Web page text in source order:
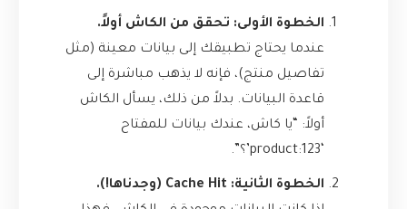
الخطوة الأولى: تحقق من الكاش أولاً.
عندما يحتاج تطبيقك إلى بيانات معينة (مثل
تفاصيل منتج)، فإنه لا يذهب مباشرة إلى
قاعدة البيانات. بدلاً من ذلك، يسأل الكاش
أولاً: “يا كاش، عندك بيانات للمفتاح
الخطوة الثانية: Cache Hit (وجدناها!).